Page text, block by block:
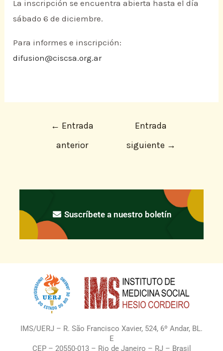
La inscripción se encuentra abierta hasta el día
sábado 6 de diciembre.
Para informes e inscripción:
difusion@ciscsa.org.ar
← Entrada
anterior
Entrada
siguiente →
Suscríbete a nuestro boletín
IMS/UERJ – R. São Francisco Xavier, 524, 6º Andar, BL.
E
CEP – 20550-013 – Rio de Janeiro – RJ – Brasil